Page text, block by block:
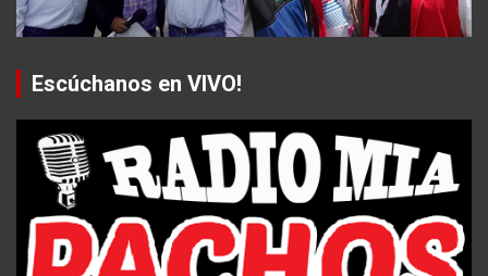
Escúchanos en VIVO!